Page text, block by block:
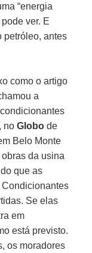
“energia
ver. E
petróleo, antes
como o artigo
a
noGlobo de
Belo Monte
da usina
que as
Se elas
em
está previsto.
os moradores